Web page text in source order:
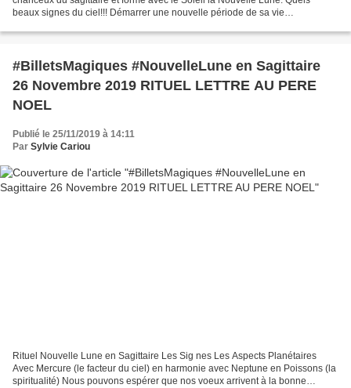
beaux signes du ciel!!! Démarrer une nouvelle période de sa vie
#BilletsMagiques #NouvelleLune en Sagittaire
26 Novembre 2019 RITUEL LETTRE AU PERE
NOEL
Publié le 25/11/2019 à 14:11
Par Sylvie Cariou
Rituel Nouvelle Lune en Sagittaire Les Sig nes Les Aspects Planétaires
Avec Mercure (le facteur du ciel) en harmonie avec Neptune en Poissons (la
spiritualité) Nous pouvons espérer que nos voeux arrivent à la bonne